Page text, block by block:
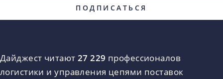
Дайджест читают 27 229 профессионалов
логистики и управления цепями поставок